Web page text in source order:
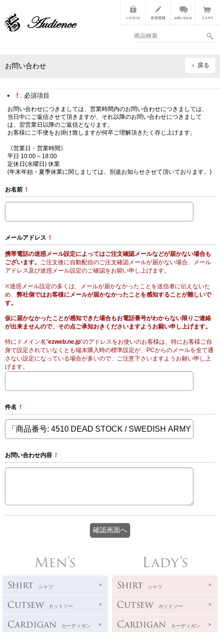
お問い合わせ 戻る
! : 必須項目
お問い合わせにつきましては、営業時間内のお問い合わせにつきましては、
当日中にご返信させて頂きますが、それ以降のお問い合わせにつきまして
は、翌営業日以降のご返信となります。
お客様にご不便をお掛け致しますが何卒ご理解頂きたく存じ上げます。
《営業日・営業時間》
平日 10:00～18:00
定休日(水曜日) 休業
(年末年始・夏季休業に関しましては、別途お知らせさせて頂いております。)
お名前 !
メールアドレス !
携帯電話の迷惑メール設定によってはご注文確認メールなどが届かない場合も
ございます。 ご注文後に自動配信のご注文確認メールが届かない場合、メール
アドレス及び迷惑メール設定のご確認をお願い申し上げます。
※迷惑メール設定の多くは、メールが届かなかったことを送信者に伝えないた
め、 弊社側ではお客様にメールが届かなかったことを感知することが難しいで
す。
仮に届かなかったことが感知できた場合もお電話番号がわからない限りご連絡
が出来ませんので、その点ご承知おきくださいますようお願い申し上げます。
特にドメイン名“ezweb.ne.jp”のアドレスをお使いのお客様は、特にお客様ご自
身で設定されていなくとも端末購入時の標準設定が、PCからのメールを全て通
さない設定になっている場合が多いので、ご注意下さいますようお願い申し上
げます。
件名 !
お問い合わせ内容 !
Men's
Shirt シャツ
Cutsew カットソー
Cardigan カーディガン
Lady's
Shirt シャツ
Cutsew カットソー
Cardigan カーディガン